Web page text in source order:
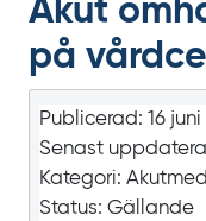
Akut
på
Publicerad: 16
Senast
Kategori:
Status: Gällande